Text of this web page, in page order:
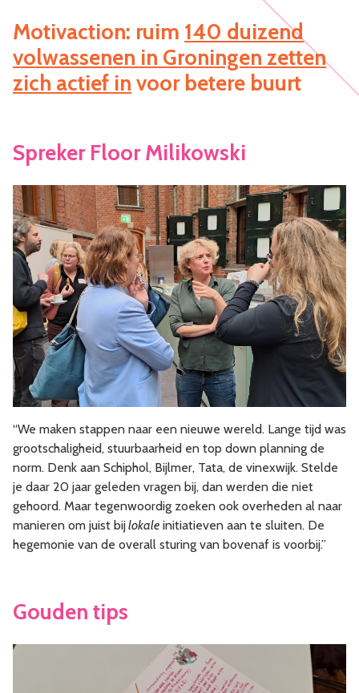
Motivaction: ruim 140 duizend
volwassenen in Groningen zetten
zich actief in voor betere buurt
Spreker Floor Milikowski
“We maken stappen naar een nieuwe wereld. Lange tijd was
grootschaligheid, stuurbaarheid en top down planning de
norm. Denk aan Schiphol, Bijlmer, Tata, de vinexwijk. Stelde
je daar 20 jaar geleden vragen bij, dan werden die niet
gehoord. Maar tegenwoordig zoeken ook overheden al naar
manieren om juist bijlokale initiatieven aan te sluiten. De
hegemonie van de overall sturing van bovenaf is voorbij.”
Gouden tips